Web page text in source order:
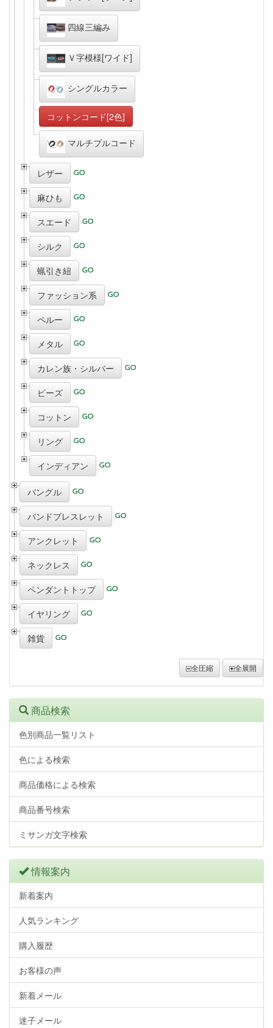
四線三編み
Ｖ字模様[ワイド]
シングルカラー
コットンコード[2色]
マルチプルコード
レザー
麻ひも
スエード
シルク
蝋引き紐
ファッション系
ペルー
メタル
カレン族・シルバー
ビーズ
コットン
リング
インディアン
バングル
バンドブレスレット
アンクレット
ネックレス
ペンダントトップ
イヤリング
雑貨
全圧縮 全展開
商品検索
色別商品一覧リスト
色による検索
商品価格による検索
商品番号検索
ミサンガ文字検索
情報案内
新着案内
人気ランキング
購入履歴
お客様の声
新着メール
迷子メール